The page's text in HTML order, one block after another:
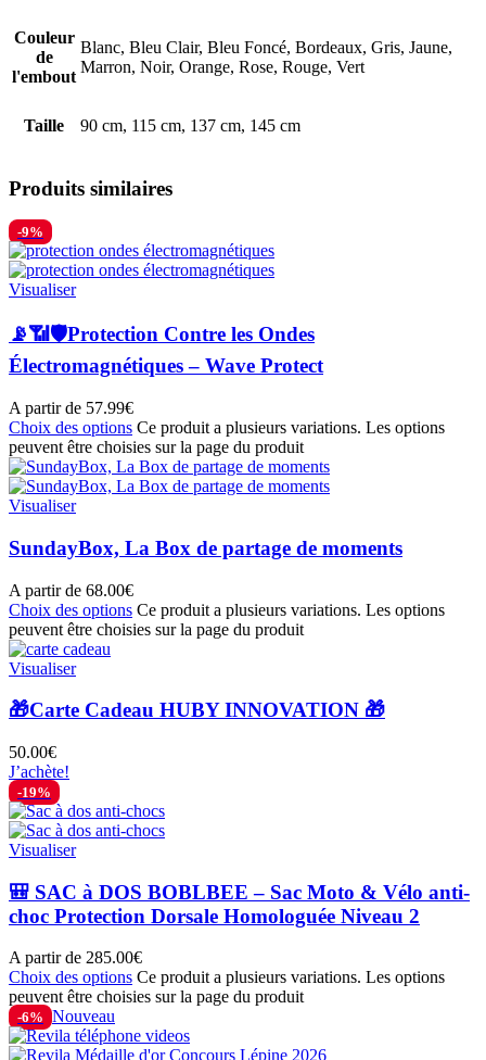
Couleur
de
l'embout
Blanc, Bleu Clair, Bleu Foncé, Bordeaux, Gris, Jaune,
Marron, Noir, Orange, Rose, Rouge, Vert
Taille 90 cm, 115 cm, 137 cm, 145 cm
Produits similaires
-9%
Visualiser
📡📶🛡️Protection Contre les Ondes
Électromagnétiques – Wave Protect
A partir de 57.99€
Choix des options Ce produit a plusieurs variations. Les options
peuvent être choisies sur la page du produit
Visualiser
SundayBox, La Box de partage de moments
A partir de 68.00€
Choix des options Ce produit a plusieurs variations. Les options
peuvent être choisies sur la page du produit
Visualiser
🎁Carte Cadeau HUBY INNOVATION 🎁
50.00€
J’achète!
-19%
Visualiser
🎒 SAC à DOS BOBLBEE – Sac Moto & Vélo anti-
choc Protection Dorsale Homologuée Niveau 2
A partir de 285.00€
Choix des options Ce produit a plusieurs variations. Les options
peuvent être choisies sur la page du produit
-6% Nouveau